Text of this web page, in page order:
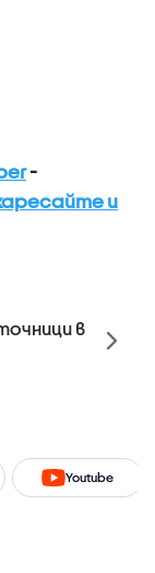
-
и
в
Youtube